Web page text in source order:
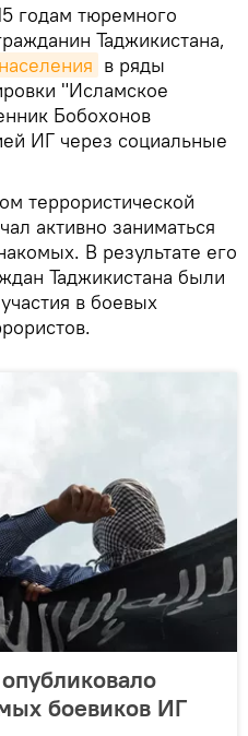
годам тюремного
Таджикистана,
в ряды
"Исламское
Бобохонов
ИГ через социальные
террористической
активно заниматься
В результате его
Таджикистана были
в боевых
боевиков ИГ